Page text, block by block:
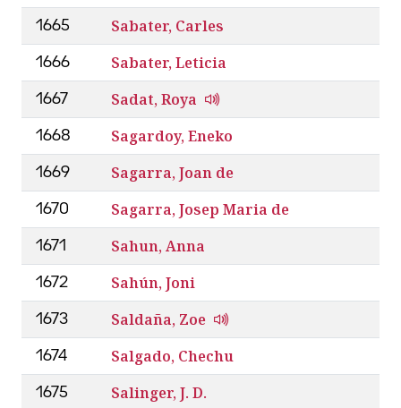
1665 Sabater, Carles
1666 Sabater, Leticia
1667 Sadat, Roya
1668 Sagardoy, Eneko
1669 Sagarra, Joan de
1670 Sagarra, Josep Maria de
1671 Sahun, Anna
1672 Sahún, Joni
1673 Saldaña, Zoe
1674 Salgado, Chechu
1675 Salinger, J. D.